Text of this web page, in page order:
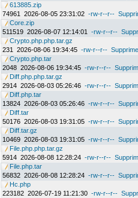
613885.zip
74961
2026-08-05 23:31:02 -rw-r--r--
Core.zip
511519 2026-08-07 12:14:01 -rw-r--r--
Crypto.php.php.tar.gz
231
2026-08-06 19:34:45 -rw-r--r--
Crypto.php.tar
2048 2026-08-06 19:34:45 -rw-r--r--
Diff.php.php.tar.gz
2914 2026-08-03 05:26:46 -rw-r--r--
Diff.php.tar
13824 2026-08-03 05:26:46 -rw-r--r--
Diff.tar
50176 2026-08-03 19:31:05 -rw-r--r--
Diff.tar.gz
10469 2026-08-03 19:31:05 -rw-r--r--
File.php.php.tar.gz
5914 2026-08-08 12:28:24 -rw-r--r--
File.php.tar
56832 2026-08-08 12:28:24 -rw-r--r--
Hc.php
223182 2026-07-19 11:21:30 -rw-r--r--